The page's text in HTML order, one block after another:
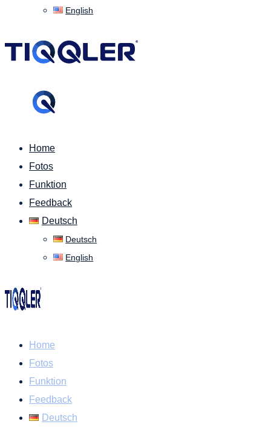
English
Home
Fotos
Funktion
Feedback
Deutsch
Deutsch
English
Home
Fotos
Funktion
Feedback
Deutsch